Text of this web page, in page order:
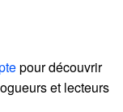
pour découvrir
et lecteurs